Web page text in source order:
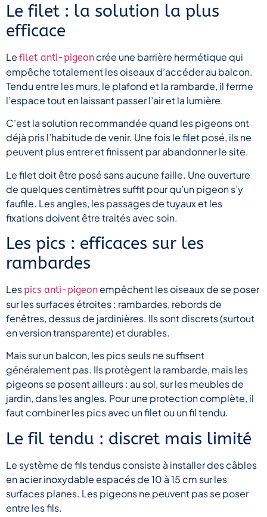
Le filet : la solution la plus
efficace
Le filet anti-pigeon crée une barrière hermétique qui
empêche totalement les oiseaux d’accéder au balcon.
Tendu entre les murs, le plafond et la rambarde, il ferme
l’espace tout en laissant passer l’air et la lumière.
C’est la solution recommandée quand les pigeons ont
déjà pris l’habitude de venir. Une fois le filet posé, ils ne
peuvent plus entrer et finissent par abandonner le site.
Le filet doit être posé sans aucune faille. Une ouverture
de quelques centimètres suffit pour qu’un pigeon s’y
faufile. Les angles, les passages de tuyaux et les
fixations doivent être traités avec soin.
Les pics : efficaces sur les
rambardes
Lespics anti-pigeonempêchent les oiseaux de se poser
sur les surfaces étroites : rambardes, rebords de
fenêtres, dessus de jardinières. Ils sont discrets (surtout
en version transparente) et durables.
Mais sur un balcon, les pics seuls ne suffisent
généralement pas. Ils protègent la rambarde, mais les
pigeons se posent ailleurs : au sol, sur les meubles de
jardin, dans les angles. Pour une protection complète, il
faut combiner les pics avec un filet ou un fil tendu.
Le fil tendu : discret mais limité
Le système de fils tendus consiste à installer des câbles
en acier inoxydable espacés de 10 à 15 cm sur les
surfaces planes. Les pigeons ne peuvent pas se poser
entre les fils.